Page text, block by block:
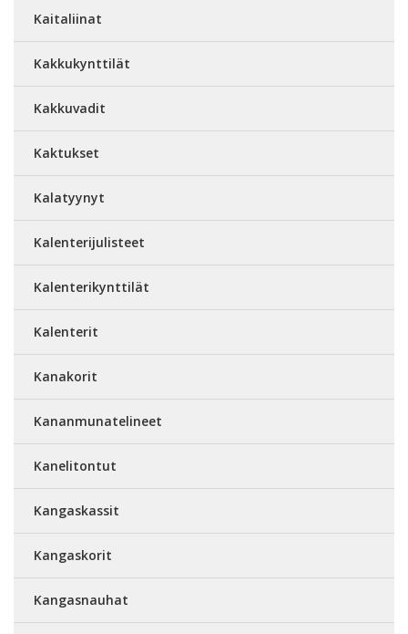
Kaitaliinat
Kakkukynttilät
Kakkuvadit
Kaktukset
Kalatyynyt
Kalenterijulisteet
Kalenterikynttilät
Kalenterit
Kanakorit
Kananmunatelineet
Kanelitontut
Kangaskassit
Kangaskorit
Kangasnauhat